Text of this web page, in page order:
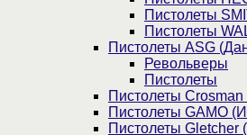
Пистолеты
Пистолеты
Пистолеты ASG
Револьверы
Пистолеты
Пистолеты
Пистолеты GAMO
Пистолеты